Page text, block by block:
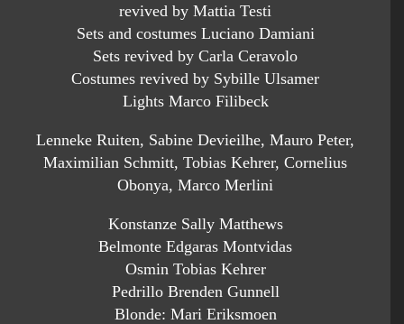
revived by Mattia Testi
Sets and costumes Luciano Damiani
Sets revived by Carla Ceravolo
Costumes revived by Sybille Ulsamer
Lights Marco Filibeck
Lenneke Ruiten, Sabine Devieilhe, Mauro Peter,
Maximilian Schmitt, Tobias Kehrer, Cornelius
Obonya, Marco Merlini
Konstanze Sally Matthews
Belmonte Edgaras Montvidas
Osmin Tobias Kehrer
Pedrillo Brenden Gunnell
Blonde: Mari Eriksmoen